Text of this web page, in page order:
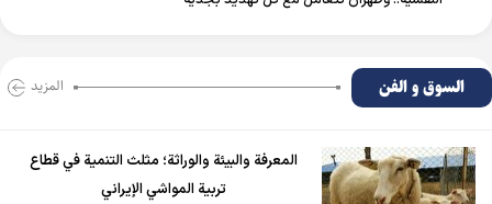
السوق و الفن المزید
المعرفة والبيئة والوراثة؛ مثلث التنمية في قطاع
تربية المواشي الإيراني